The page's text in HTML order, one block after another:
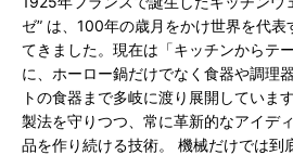
ゼ” は、100年の歳月をかけ世界を代表
てきました。現在は「キッチンからテ
に、ホーロー鍋だけでなく食器や調理
トの食器まで多岐に渡り展開していま
製法を守りつつ、常に革新的なアイデ
品を作り続ける技術。 機械だけでは到